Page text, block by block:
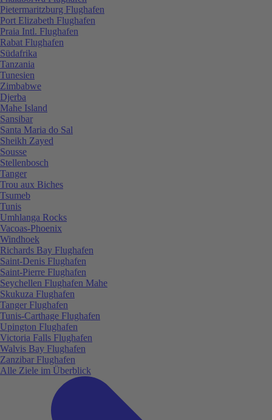
Pietermaritzburg Flughafen
Port Elizabeth Flughafen
Praia Intl. Flughafen
Rabat Flughafen
Südafrika
Tanzania
Tunesien
Zimbabwe
Djerba
Mahe Island
Sansibar
Santa Maria do Sal
Sheikh Zayed
Sousse
Stellenbosch
Tanger
Trou aux Biches
Tsumeb
Tunis
Umhlanga Rocks
Vacoas-Phoenix
Windhoek
Richards Bay Flughafen
Saint-Denis Flughafen
Saint-Pierre Flughafen
Seychellen Flughafen Mahe
Skukuza Flughafen
Tanger Flughafen
Tunis-Carthage Flughafen
Upington Flughafen
Victoria Falls Flughafen
Walvis Bay Flughafen
Zanzibar Flughafen
Alle Ziele im Überblick